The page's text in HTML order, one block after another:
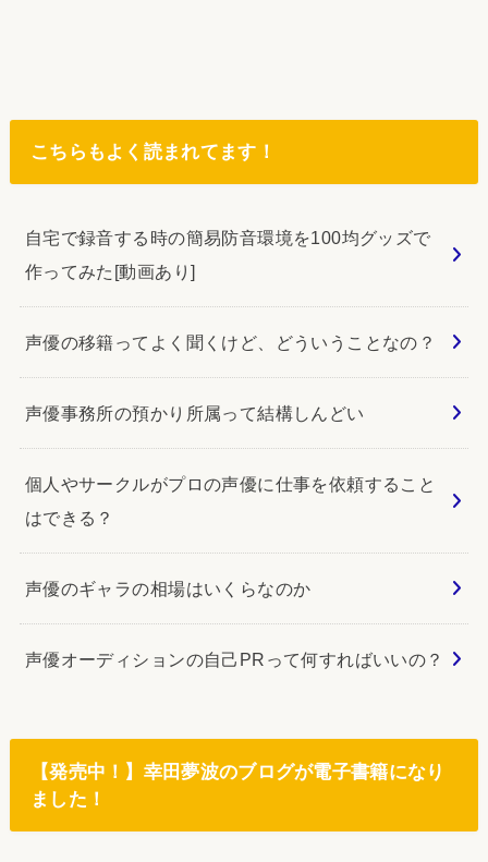
こちらもよく読まれてます！
自宅で録音する時の簡易防音環境を100均グッズで
作ってみた[動画あり]
声優の移籍ってよく聞くけど、どういうことなの？
声優事務所の預かり所属って結構しんどい
個人やサークルがプロの声優に仕事を依頼すること
はできる？
声優のギャラの相場はいくらなのか
声優オーディションの自己PRって何すればいいの？
【発売中！】幸田夢波のブログが電子書籍になり
ました！